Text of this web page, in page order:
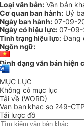
Loại văn bản: Văn bản
Cơ quan ban hành: Uỷ
Ngày ban hành: 07-09-
Ngày có hiệu lực: 07-09-
Tình trạng hiệu lực: Đang
Ngôn ngữ:
Định dạng văn bản hiện
MỤC LỤC
Không có mục lục
Tải về (WORD)
Van ban khac so 249-
Tải lược đồ